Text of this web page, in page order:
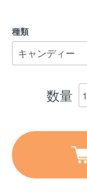
種類
数量